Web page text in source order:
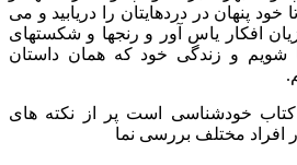
خود پنهان در دردهایتان را دریابید و می
افکار یاس آور و رنجها و شکستهای
شویم و زندگی خود که همان داستان
خودشناسی است پر از نکته های
افراد مختلف بررسی نما